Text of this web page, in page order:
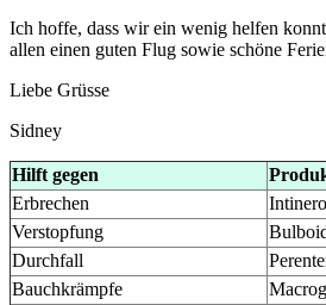
Ich hoffe, dass wir ein wenig helfen
allen einen guten Flug sowie schöne
Liebe Grüsse
Sidney
Hilft gegen
Erbrechen
Verstopfung
Durchfall
Bauchkrämpfe